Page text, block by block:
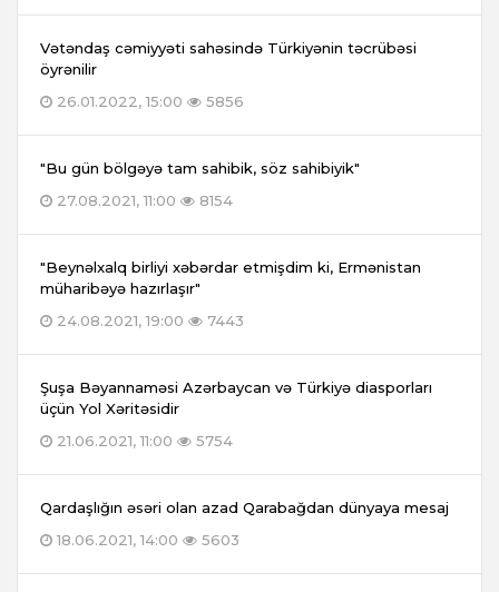
Vətəndaş cəmiyyəti sahəsində Türkiyənin təcrübəsi
öyrənilir
26.01.2022, 15:00
5856
"Bu gün bölgəyə tam sahibik, söz sahibiyik"
27.08.2021, 11:00
8154
"Beynəlxalq birliyi xəbərdar etmişdim ki, Ermənistan
müharibəyə hazırlaşır"
24.08.2021, 19:00
7443
Şuşa Bəyannaməsi Azərbaycan və Türkiyə diasporları
üçün Yol Xəritəsidir
21.06.2021, 11:00
5754
Qardaşlığın əsəri olan azad Qarabağdan dünyaya mesaj
18.06.2021, 14:00
5603